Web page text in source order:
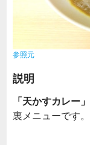
参照元
説明
「天かすカレー」
裏メニューです。